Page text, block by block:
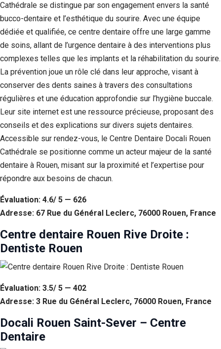
Cathédrale se distingue par son engagement envers la santé
bucco-dentaire et l’esthétique du sourire. Avec une équipe
dédiée et qualifiée, ce centre dentaire offre une large gamme
de soins, allant de l’urgence dentaire à des interventions plus
complexes telles que les implants et la réhabilitation du sourire.
La prévention joue un rôle clé dans leur approche, visant à
conserver des dents saines à travers des consultations
régulières et une éducation approfondie sur l’hygiène buccale.
Leur site internet est une ressource précieuse, proposant des
conseils et des explications sur divers sujets dentaires.
Accessible sur rendez-vous, le Centre Dentaire Docali Rouen
Cathédrale se positionne comme un acteur majeur de la santé
dentaire à Rouen, misant sur la proximité et l’expertise pour
répondre aux besoins de chacun.
Évaluation: 4.6/ 5 — 626
Adresse: 67 Rue du Général Leclerc, 76000 Rouen, France
Centre dentaire Rouen Rive Droite :
Dentiste Rouen
Évaluation: 3.5/ 5 — 402
Adresse: 3 Rue du Général Leclerc, 76000 Rouen, France
Docali Rouen Saint-Sever – Centre
Dentaire